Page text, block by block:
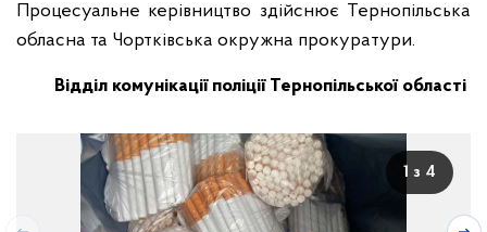
Процесуальне керівництво здійснює Тернопільська
обласна та Чортківська окружна прокуратури.
Відділ комунікації поліції Тернопільської області
1 з 4